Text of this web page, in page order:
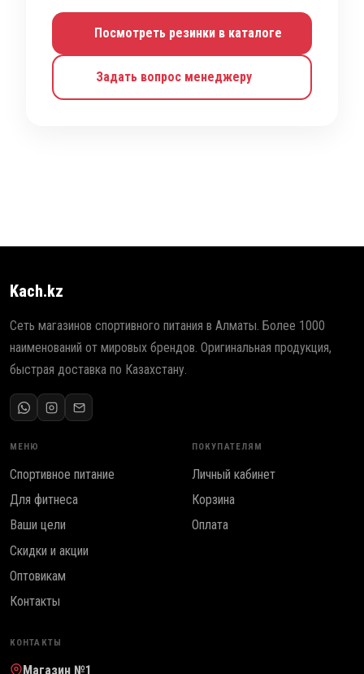
Посмотреть резинки в каталоге
Задать вопрос менеджеру
Kach.kz
Сеть магазинов спортивного питания в Алматы. Более 1000
наименований от мировых брендов. Оригинальная продукция,
быстрая доставка по Казахстану.
МЕНЮ
Спортивное питание
Для фитнеса
Ваши цели
Скидки и акции
Оптовикам
Контакты
ПОКУПАТЕЛЯМ
Личный кабинет
Корзина
Оплата
КОНТАКТЫ
Магазин №1